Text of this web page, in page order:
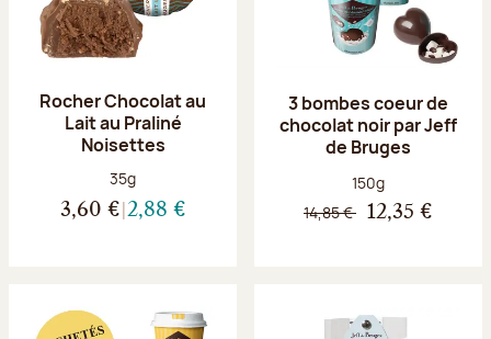
Rocher Chocolat au
Lait au Praliné
Noisettes
Poids net :
35g
3,60 € 2,88 €
3 bombes coeur de
chocolat noir par Jeff
de Bruges
Poids net :
150g
14,85 € 12,35 €